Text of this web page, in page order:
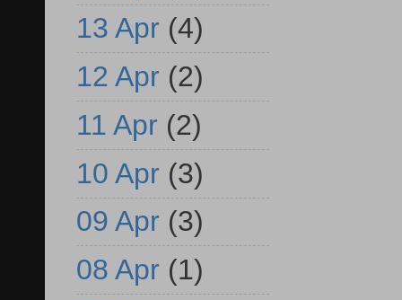
13 Apr (4)
12 Apr (2)
11 Apr (2)
10 Apr (3)
09 Apr (3)
08 Apr (1)